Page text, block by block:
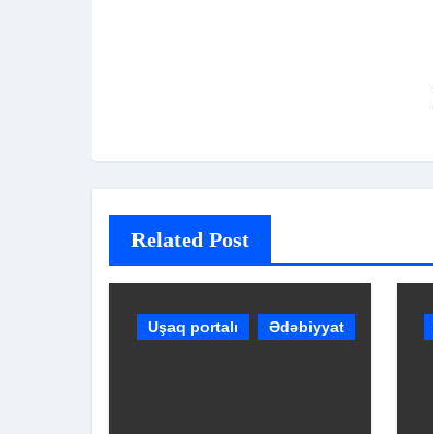
Related Post
Uşaq portalı Ədəbiyyat